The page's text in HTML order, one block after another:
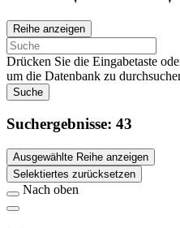
Reihe anzeigen
Drücken Sie die Eingabetaste
um die Datenbank zu
Suche
Suchergebnisse: 43
Ausgewählte Reihe anzeigen
Selektiertes zurücksetzen
Nach oben